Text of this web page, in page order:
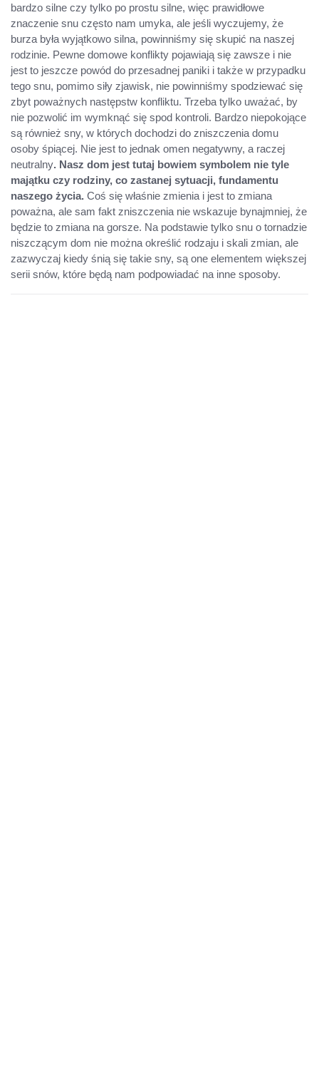
bardzo silne czy tylko po prostu silne, więc prawidłowe
znaczenie snu często nam umyka, ale jeśli wyczujemy, że
burza była wyjątkowo silna, powinniśmy się skupić na naszej
rodzinie. Pewne domowe konflikty pojawiają się zawsze i nie
jest to jeszcze powód do przesadnej paniki i także w przypadku
tego snu, pomimo siły zjawisk, nie powinniśmy spodziewać się
zbyt poważnych następstw konfliktu. Trzeba tylko uważać, by
nie pozwolić im wymknąć się spod kontroli. Bardzo niepokojące
są również sny, w których dochodzi do zniszczenia domu
osoby śpiącej. Nie jest to jednak omen negatywny, a raczej
neutralny. Nasz dom jest tutaj bowiem symbolem nie tyle
majątku czy rodziny, co zastanej sytuacji, fundamentu
naszego życia. Coś się właśnie zmienia i jest to zmiana
poważna, ale sam fakt zniszczenia nie wskazuje bynajmniej, że
będzie to zmiana na gorsze. Na podstawie tylko snu o tornadzie
niszczącym dom nie można określić rodzaju i skali zmian, ale
zazwyczaj kiedy śnią się takie sny, są one elementem większej
serii snów, które będą nam podpowiadać na inne sposoby.